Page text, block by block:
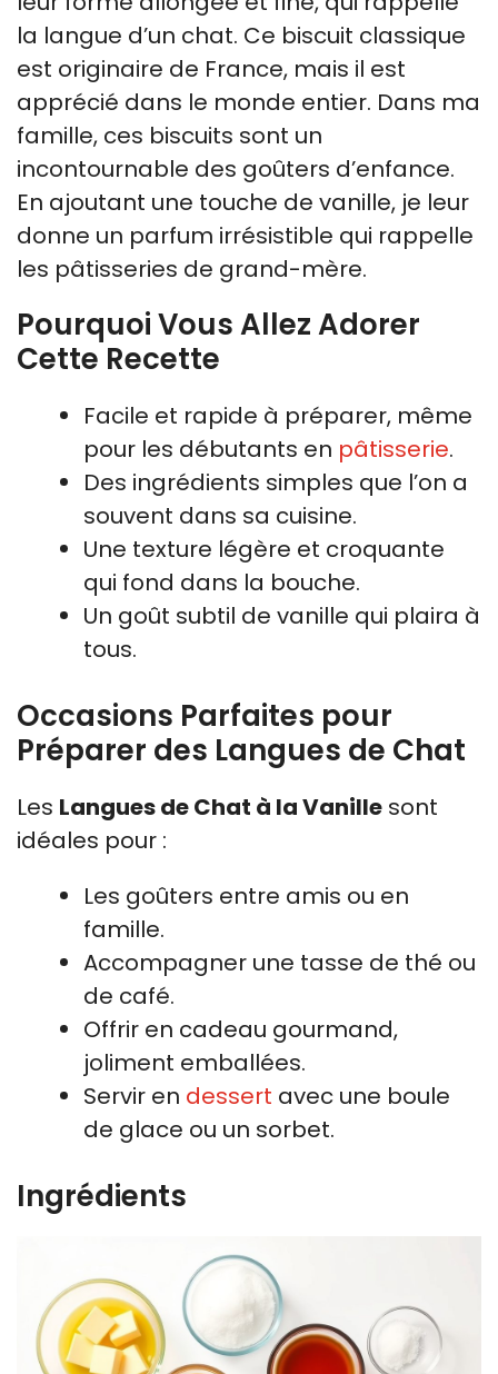
la langue d’un chat. Ce biscuit classique
est originaire de France, mais il est
apprécié dans le monde entier. Dans ma
famille, ces biscuits sont un
incontournable des goûters d’enfance.
En ajoutant une touche de vanille, je leur
donne un parfum irrésistible qui rappelle
les pâtisseries de grand-mère.
Pourquoi Vous Allez Adorer
Cette Recette
Facile et rapide à préparer, même
pour les débutants en pâtisserie.
Des ingrédients simples que l’on a
souvent dans sa cuisine.
Une texture légère et croquante
qui fond dans la bouche.
Un goût subtil de vanille qui plaira à
tous.
Occasions Parfaites pour
Préparer des Langues de Chat
Les Langues de Chat à la Vanille sont
idéales pour :
Les goûters entre amis ou en
famille.
Accompagner une tasse de thé ou
de café.
Offrir en cadeau gourmand,
joliment emballées.
Servir en dessert avec une boule
de glace ou un sorbet.
Ingrédients